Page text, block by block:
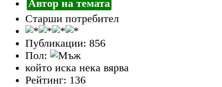
Автор на темата
Старши потребител
Публикации: 856
Пол:
който иска нека вярва
Рейтинг: 136